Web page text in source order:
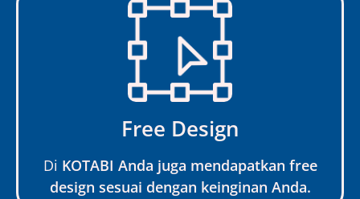
Free Design
Di KOTABI Anda juga mendapatkan free
design sesuai dengan keinginan Anda.